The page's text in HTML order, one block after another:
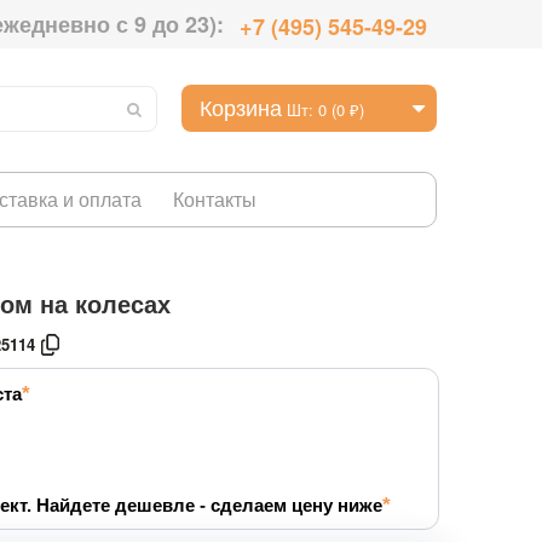
с 9 до 23): +7 (495) 545-49-29
Корзина Шт: 0 (0 ₽)
и оплата Контакты
на колесах
Найдете дешевле - сделаем цену ниже